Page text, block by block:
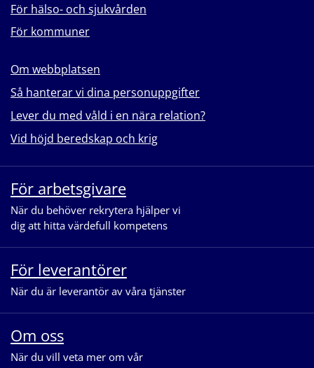
För hälso- och sjukvården
För kommuner
Om webbplatsen
Så hanterar vi dina personuppgifter
Lever du med våld i en nära relation?
Vid höjd beredskap och krig
För arbetsgivare
När du behöver rekrytera hjälper vi
dig att hitta värdefull kompetens
För leverantörer
När du är leverantör av våra tjänster
Om oss
När du vill veta mer om vår